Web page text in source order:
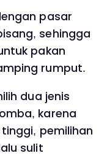
pasar
sehingga
pakan
rumput.
dua jenis
karena
pemilihan
sulit